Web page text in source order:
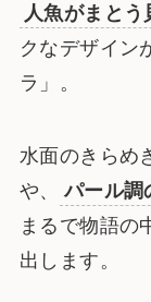
人魚がまと
クなデザイン
ラ」。
水面のきらめ
や、
パール調
まるで物語の
出します。